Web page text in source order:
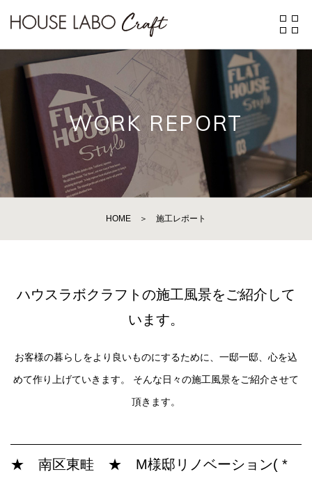
WORK REPORT
HOME ＞ 施工レポート
ハウスラボクラフトの施工風景をご紹介して
います。
お客様の暮らしをより良いものにするために、一邸一邸、心を込
めて作り上げていきます。
そんな日々の施工風景をご紹介させて
頂きます。
★ 南区東畦 ★ M様邸リノベーション( *